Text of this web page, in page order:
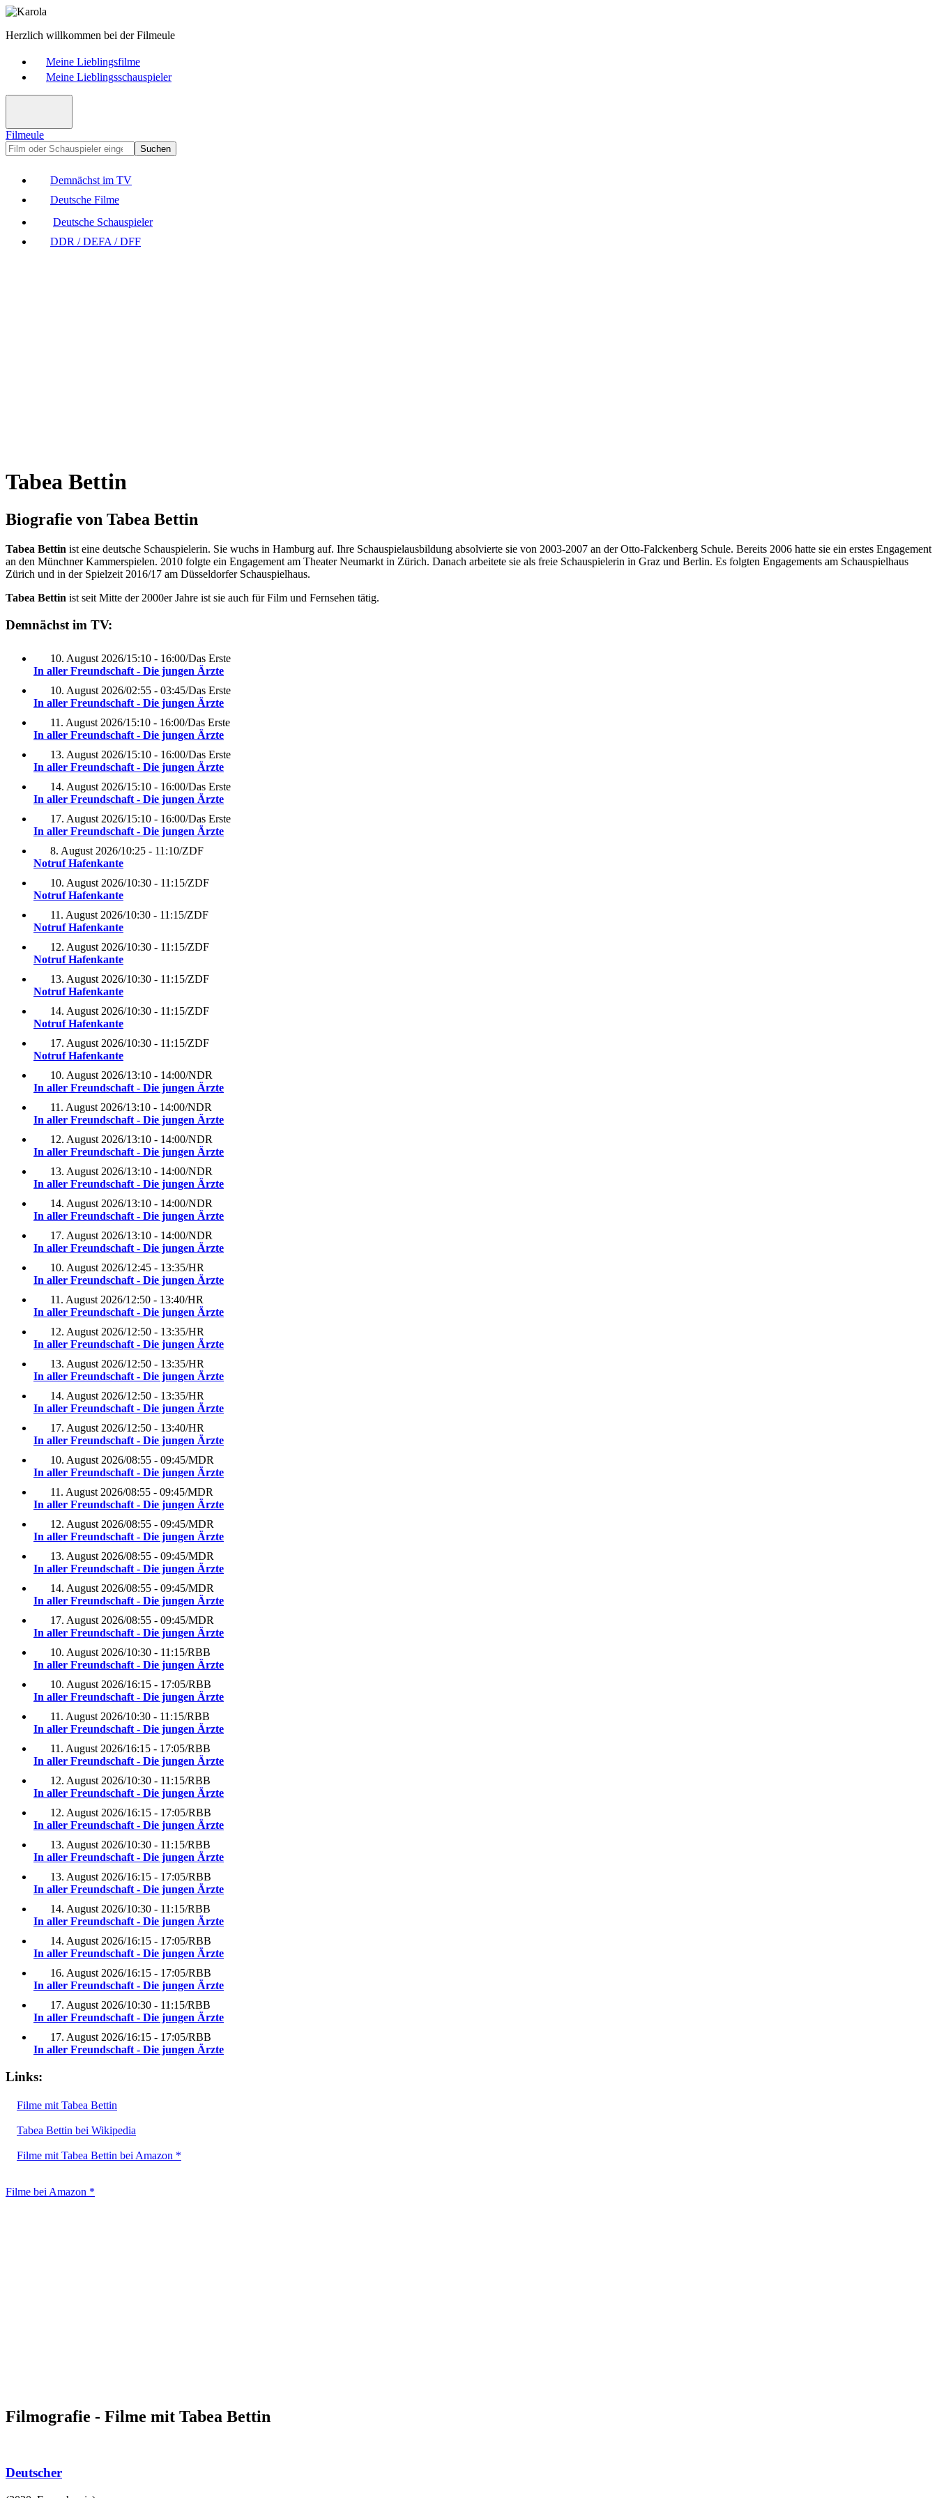
Herzlich willkommen bei der Filmeule
Meine Lieblingsfilme
Meine Lieblingsschauspieler
Filmeule
Suchen
Demnächst im TV
Deutsche Filme
Deutsche Schauspieler
DDR / DEFA / DFF
Tabea Bettin
Biografie von Tabea Bettin
Tabea Bettin ist eine deutsche Schauspielerin. Sie wuchs in Hamburg auf. Ihre Schauspielausbildung absolvierte sie von 2003-2007 an der Otto-Falckenberg Schule. Bereits 2006 hatte sie ein erstes Engagement
an den Münchner Kammerspielen. 2010 folgte ein Engagement am Theater Neumarkt in Zürich. Danach arbeitete sie als freie Schauspielerin in Graz und Berlin. Es folgten Engagements am Schauspielhaus
Zürich und in der Spielzeit 2016/17 am Düsseldorfer Schauspielhaus.
Tabea Bettin ist seit Mitte der 2000er Jahre ist sie auch für Film und Fernsehen tätig.
Demnächst im TV:
10. August 2026/15:10 - 16:00/Das Erste
In aller Freundschaft - Die jungen Ärzte
10. August 2026/02:55 - 03:45/Das Erste
In aller Freundschaft - Die jungen Ärzte
11. August 2026/15:10 - 16:00/Das Erste
In aller Freundschaft - Die jungen Ärzte
13. August 2026/15:10 - 16:00/Das Erste
In aller Freundschaft - Die jungen Ärzte
14. August 2026/15:10 - 16:00/Das Erste
In aller Freundschaft - Die jungen Ärzte
17. August 2026/15:10 - 16:00/Das Erste
In aller Freundschaft - Die jungen Ärzte
8. August 2026/10:25 - 11:10/ZDF
Notruf Hafenkante
10. August 2026/10:30 - 11:15/ZDF
Notruf Hafenkante
11. August 2026/10:30 - 11:15/ZDF
Notruf Hafenkante
12. August 2026/10:30 - 11:15/ZDF
Notruf Hafenkante
13. August 2026/10:30 - 11:15/ZDF
Notruf Hafenkante
14. August 2026/10:30 - 11:15/ZDF
Notruf Hafenkante
17. August 2026/10:30 - 11:15/ZDF
Notruf Hafenkante
10. August 2026/13:10 - 14:00/NDR
In aller Freundschaft - Die jungen Ärzte
11. August 2026/13:10 - 14:00/NDR
In aller Freundschaft - Die jungen Ärzte
12. August 2026/13:10 - 14:00/NDR
In aller Freundschaft - Die jungen Ärzte
13. August 2026/13:10 - 14:00/NDR
In aller Freundschaft - Die jungen Ärzte
14. August 2026/13:10 - 14:00/NDR
In aller Freundschaft - Die jungen Ärzte
17. August 2026/13:10 - 14:00/NDR
In aller Freundschaft - Die jungen Ärzte
10. August 2026/12:45 - 13:35/HR
In aller Freundschaft - Die jungen Ärzte
11. August 2026/12:50 - 13:40/HR
In aller Freundschaft - Die jungen Ärzte
12. August 2026/12:50 - 13:35/HR
In aller Freundschaft - Die jungen Ärzte
13. August 2026/12:50 - 13:35/HR
In aller Freundschaft - Die jungen Ärzte
14. August 2026/12:50 - 13:35/HR
In aller Freundschaft - Die jungen Ärzte
17. August 2026/12:50 - 13:40/HR
In aller Freundschaft - Die jungen Ärzte
10. August 2026/08:55 - 09:45/MDR
In aller Freundschaft - Die jungen Ärzte
11. August 2026/08:55 - 09:45/MDR
In aller Freundschaft - Die jungen Ärzte
12. August 2026/08:55 - 09:45/MDR
In aller Freundschaft - Die jungen Ärzte
13. August 2026/08:55 - 09:45/MDR
In aller Freundschaft - Die jungen Ärzte
14. August 2026/08:55 - 09:45/MDR
In aller Freundschaft - Die jungen Ärzte
17. August 2026/08:55 - 09:45/MDR
In aller Freundschaft - Die jungen Ärzte
10. August 2026/10:30 - 11:15/RBB
In aller Freundschaft - Die jungen Ärzte
10. August 2026/16:15 - 17:05/RBB
In aller Freundschaft - Die jungen Ärzte
11. August 2026/10:30 - 11:15/RBB
In aller Freundschaft - Die jungen Ärzte
11. August 2026/16:15 - 17:05/RBB
In aller Freundschaft - Die jungen Ärzte
12. August 2026/10:30 - 11:15/RBB
In aller Freundschaft - Die jungen Ärzte
12. August 2026/16:15 - 17:05/RBB
In aller Freundschaft - Die jungen Ärzte
13. August 2026/10:30 - 11:15/RBB
In aller Freundschaft - Die jungen Ärzte
13. August 2026/16:15 - 17:05/RBB
In aller Freundschaft - Die jungen Ärzte
14. August 2026/10:30 - 11:15/RBB
In aller Freundschaft - Die jungen Ärzte
14. August 2026/16:15 - 17:05/RBB
In aller Freundschaft - Die jungen Ärzte
16. August 2026/16:15 - 17:05/RBB
In aller Freundschaft - Die jungen Ärzte
17. August 2026/10:30 - 11:15/RBB
In aller Freundschaft - Die jungen Ärzte
17. August 2026/16:15 - 17:05/RBB
In aller Freundschaft - Die jungen Ärzte
Links:
Filme mit Tabea Bettin
Tabea Bettin bei Wikipedia
Filme mit Tabea Bettin bei Amazon *
Filme bei Amazon *
Filmografie - Filme mit Tabea Bettin
Deutscher